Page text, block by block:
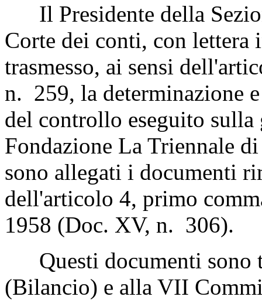
Il Presidente della
Corte dei conti, con lettera
trasmesso, ai sensi
n. 259, la determinazione
del controllo eseguito
Fondazione La Triennale
sono allegati i documenti
dell'articolo 4, primo
1958 (Doc. XV, n. 306).
Questi documenti sono
(Bilancio) e alla VII